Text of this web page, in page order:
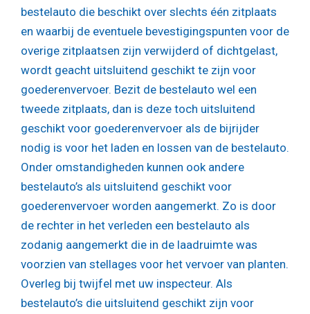
bestelauto die beschikt over slechts één zitplaats
en waarbij de eventuele bevestigingspunten voor de
overige zitplaatsen zijn verwijderd of dichtgelast,
wordt geacht uitsluitend geschikt te zijn voor
goederenvervoer. Bezit de bestelauto wel een
tweede zitplaats, dan is deze toch uitsluitend
geschikt voor goederenvervoer als de bijrijder
nodig is voor het laden en lossen van de bestelauto.
Onder omstandigheden kunnen ook andere
bestelauto’s als uitsluitend geschikt voor
goederenvervoer worden aangemerkt. Zo is door
de rechter in het verleden een bestelauto als
zodanig aangemerkt die in de laadruimte was
voorzien van stellages voor het vervoer van planten.
Overleg bij twijfel met uw inspecteur. Als
bestelauto’s die uitsluitend geschikt zijn voor